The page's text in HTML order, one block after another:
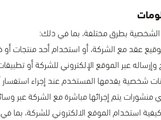
الشخصية بطرق مختلفة، بما في ذلك:
عبر الموقع الإلكتروني للشركة أو
شخصية يقدمها المستخدم عند إجراء